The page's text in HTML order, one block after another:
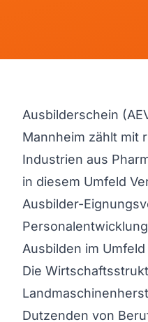
Ausbilderschein
Mannheim zählt mit
Industrien aus
in diesem Umfeld
Ausbilder-
Ausbilden im
Die
Dutzenden von